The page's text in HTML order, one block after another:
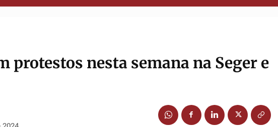
protestos nesta semana na Seger e